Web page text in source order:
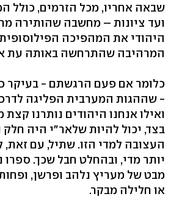
שבאה אחריו, מכל הזרמים, כולל
ועד ציונות – מחשבה שהותירה
היהודי את המהפיכה
המרהיבה שהתרחשה באותה עת
כלומר אם פעם הרגשתם - בעיקר
- שההגות המערבית הפליגה
ואילו אנחנו היהודים נותרנו
בצד, יכול להיות שלאר"י היה
העצובה למדי הזו. שתיל, עם
יותר מדי, ובהחלט חבל שכך. ספרו
מבט של מעריץ נלהב ופרשן,
או חלילה מבקר.